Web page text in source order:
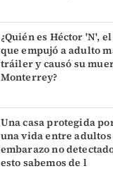
¿Quién es Héctor 'N',
que empujó a adulto
tráiler y causó su
Monterrey?
Una casa protegida
una vida entre
embarazo no
esto sabemos de l